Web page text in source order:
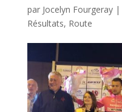
par Jocelyn Fourgeray|
Résultats, Route